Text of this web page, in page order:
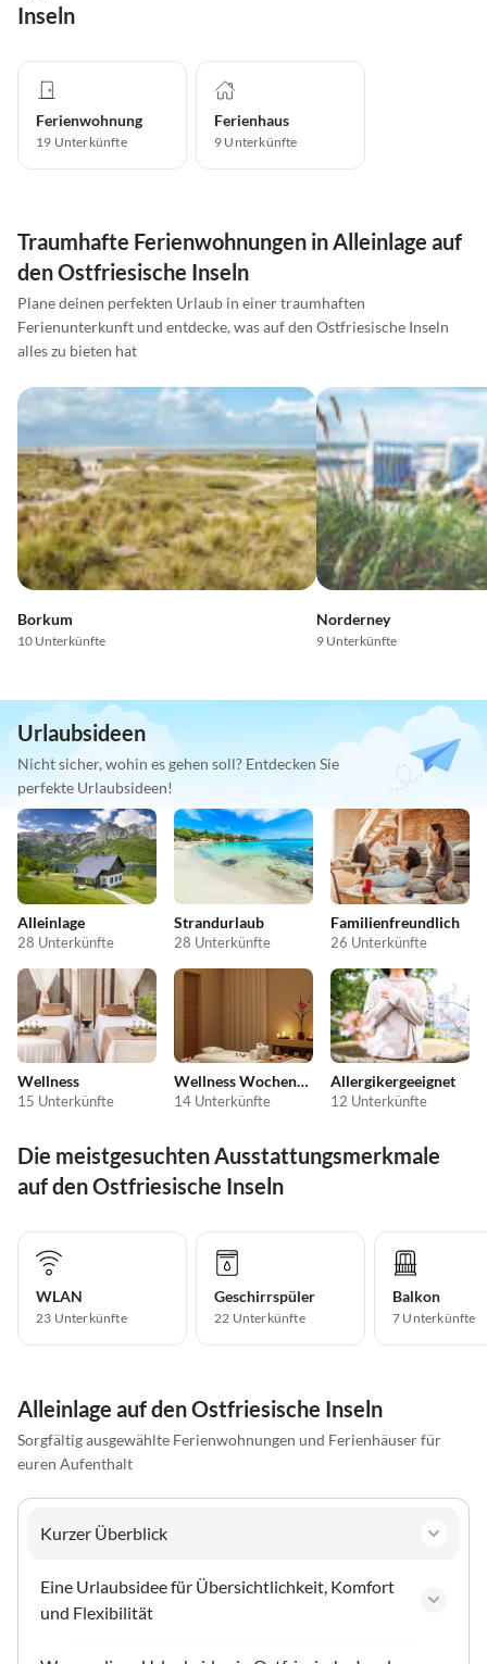
Inseln
Ferienwohnung
19 Unterkünfte
Ferienhaus
9 Unterkünfte
Traumhafte Ferienwohnungen in Alleinlage auf
den Ostfriesische Inseln
Plane deinen perfekten Urlaub in einer traumhaften
Ferienunterkunft und entdecke, was auf den Ostfriesische Inseln
alles zu bieten hat
Borkum
10 Unterkünfte
Norderney
9 Unterkünfte
Urlaubsideen
Nicht sicher, wohin es gehen soll? Entdecken Sie
perfekte Urlaubsideen!
Alleinlage
28 Unterkünfte
Strandurlaub
28 Unterkünfte
Familienfreundlich
26 Unterkünfte
Wellness
15 Unterkünfte
Wellness Wochenende
14 Unterkünfte
Allergikergeeignet
12 Unterkünfte
Die meistgesuchten Ausstattungsmerkmale
auf den Ostfriesische Inseln
WLAN
23 Unterkünfte
Geschirrspüler
22 Unterkünfte
Balkon
7 Unterkünfte
Alleinlage auf den Ostfriesische Inseln
Sorgfältig ausgewählte Ferienwohnungen und Ferienhäuser für
euren Aufenthalt
Kurzer Überblick
Eine Urlaubsidee für Übersichtlichkeit, Komfort
und Flexibilität